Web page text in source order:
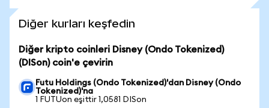
Diğer kurları keşfedin
Diğer kripto coinleri Disney (Ondo Tokenized)
(DISon) coin'e çevirin
Futu Holdings (Ondo Tokenized)'dan Disney (Ondo
Tokenized)'na
1 FUTUon eşittir 1,0581 DISon